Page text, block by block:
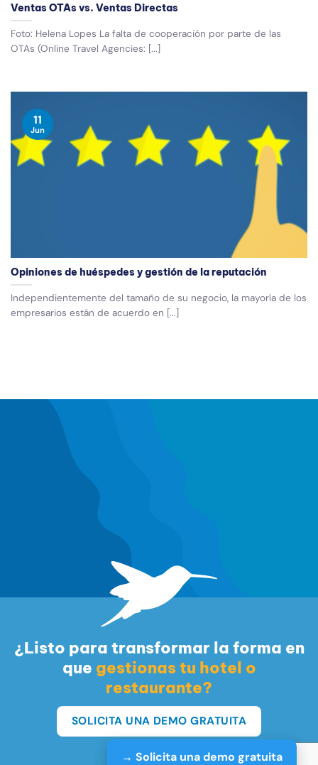
Ventas OTAs vs. Ventas Directas
Foto: Helena Lopes La falta de cooperación por parte de las
OTAs (Online Travel Agencies: [...]
Opiniones de huéspedes y gestión de la reputación
Independientemente del tamaño de su negocio, la mayoría de los
empresarios están de acuerdo en [...]
11
Jun
¿Listo para transformar la forma en
que gestionas tu hotel o
restaurante?
SOLICITA UNA DEMO GRATUITA
→ Solicita una demo gratuita